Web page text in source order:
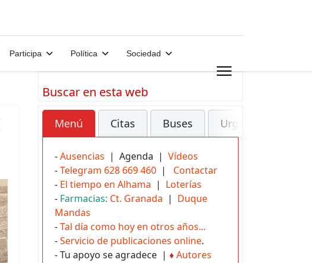
Participa Política Sociedad
Buscar en esta web
Menú Citas Buses Urgencias
-Ausencias | Agenda | Vídeos
-Telegram 628 669 460 | Contactar
- El tiempo en Alhama | Loterías
- Farmacias: Ct. Granada | Duque
Mandas
-Tal día como hoy en otros años...
-Servicio de publicaciones online.
- Tu apoyo se agradece | ♦Autores